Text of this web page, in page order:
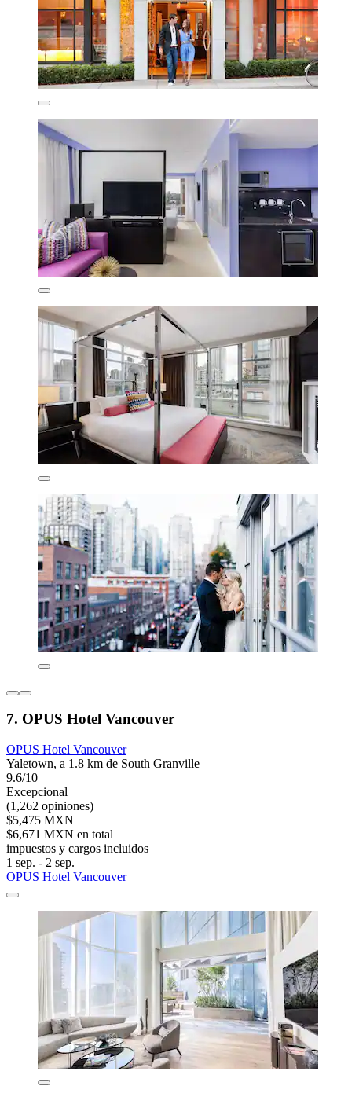
7. OPUS Hotel Vancouver
OPUS Hotel Vancouver
Yaletown, a 1.8 km de South Granville
9.6/10
Excepcional
(1,262 opiniones)
$5,475 MXN
$6,671 MXN en total
impuestos y cargos incluidos
1 sep. - 2 sep.
OPUS Hotel Vancouver